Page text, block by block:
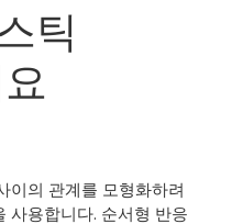
틱
이의 관계를 모형화하려
사용합니다. 순서형 반응